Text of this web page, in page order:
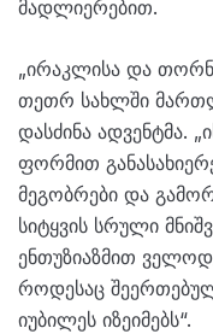
მადლიერებით.
„ირაკლისა და
თეთრ სახლში
დასძინა ადვენტმა.
ფორმით
მეგობრები და
სიტყვის სრული
ენთუზიაზმით
როდესაც
იუბილეს იზეიმებს“.